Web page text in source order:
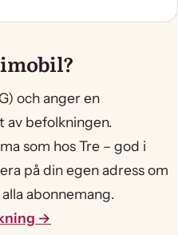
och anger en
av befolkningen.
som hos Tre – god i
på din egen adress om
abonnemang.
→